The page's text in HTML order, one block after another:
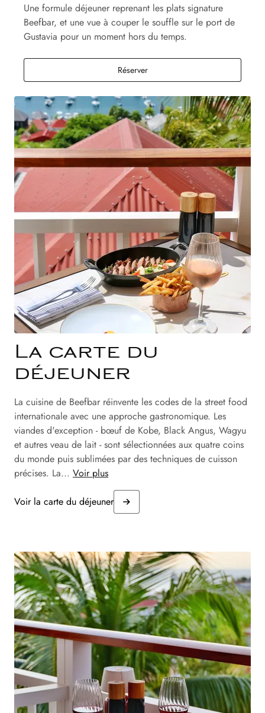
Une formule déjeuner reprenant les plats signature
Beefbar, et une vue à couper le souffle sur le port de
Gustavia pour un moment hors du temps.
Réserver
La carte du
déjeuner
La cuisine de Beefbar réinvente les codes de la street food
internationale avec une approche gastronomique. Les
viandes d'exception - bœuf de Kobe, Black Angus, Wagyu
et autres veau de lait - sont sélectionnées aux quatre coins
du monde puis sublimées par des techniques de cuisson
précises. La... Voir plus
Voir la carte du déjeuner